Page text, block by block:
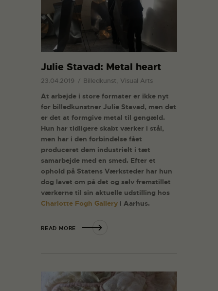
Julie Stavad: Metal heart
23.04.2019 Billedkunst, Visual Arts
At arbejde i store formater er ikke nyt
for billedkunstner Julie Stavad, men det
er det at formgive metal til gengæld.
Hun har tidligere skabt værker i stål,
men har i den forbindelse fået
produceret dem industrielt i tæt
samarbejde med en smed. Efter et
ophold på Statens Værksteder har hun
dog lavet om på det og selv fremstillet
værkerne til sin aktuelle udstilling hos
Charlotte Fogh Gallery i Aarhus.
READ MORE